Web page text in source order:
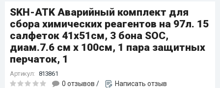
SKH-ATK Аварийный комплект для
сбора химических реагентов на 97л. 15
салфеток 41x51см, 3 бона SOC,
диам.7.6 см x 100см, 1 пара защитных
перчаток, 1
Артикул: 813861
0 отзывов / Написать отзыв